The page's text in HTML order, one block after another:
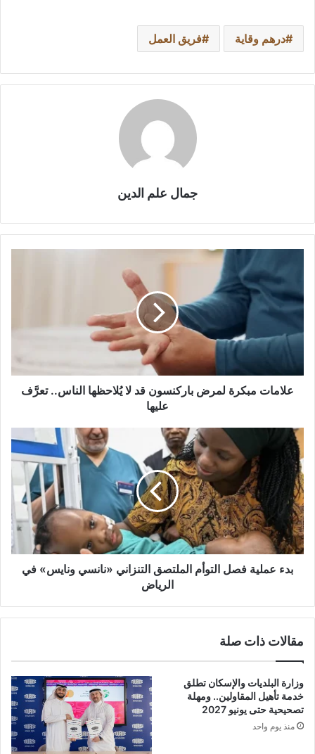
درهم وقاية فريق العمل
جمال علم الدين
لمرض
باركنسون
يُلاحظها
تعرَّف
عليهاعلامات مبكرة لمرض باركنسون قد لا يُلاحظها الناس.. تعرَّف
عليها
بدء
عملية
فصل
التوأم
الملتصق
التنزاني
«نانسي
ونايس»
في
الرياض
بدء عملية فصل التوأم الملتصق التنزاني «نانسي ونايس» في
الرياض
مقالات ذات صلة
وزارة البلديات والإسكان تطلق
خدمة تأهيل المقاولين.. ومهلة
تصحيحية حتى يونيو 2027
منذ يوم واحد